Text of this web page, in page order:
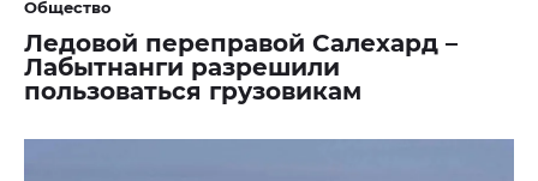
Общество
Ледовой переправой Салехард –
Лабытнанги разрешили
пользоваться грузовикам